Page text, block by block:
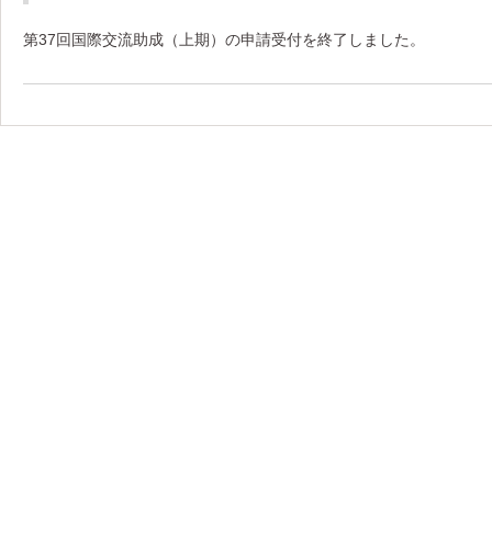
第37回国際交流助成（上期）の申請受付を終了しました。